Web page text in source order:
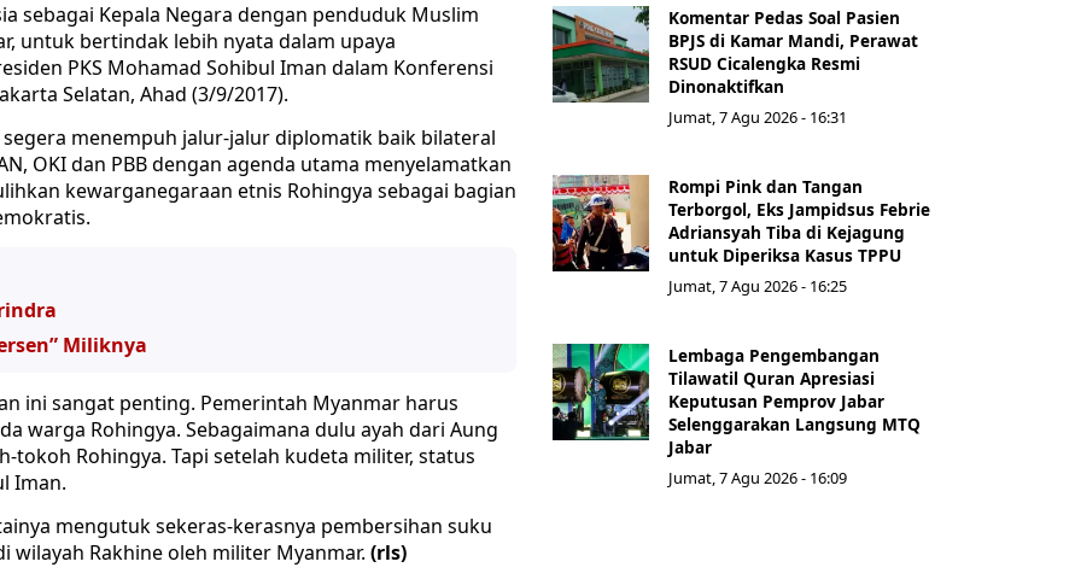
sebagai Kepala Negara dengan penduduk Muslim
untuk bertindak lebih nyata dalam upaya
PKS Mohamad Sohibul Iman dalam Konferensi
Selatan, Ahad (3/9/2017).
menempuh jalur-jalur diplomatik baik bilateral
OKI dan PBB dengan agenda utama menyelamatkan
kewarganegaraan etnis Rohingya sebagai bagian
Miliknya
ini sangat penting. Pemerintah Myanmar harus
warga Rohingya. Sebagaimana dulu ayah dari Aung
tokoh Rohingya. Tapi setelah kudeta militer, status
Iman.
mengutuk sekeras-kerasnya pembersihan suku
wilayah Rakhine oleh militer Myanmar. (rls)
Komentar Pedas Soal Pasien
BPJS di Kamar Mandi, Perawat
RSUD Cicalengka Resmi
Dinonaktifkan
Jumat, 7 Agu 2026 - 16:31
Rompi Pink dan Tangan
Terborgol, Eks Jampidsus Febrie
Adriansyah Tiba di Kejagung
untuk Diperiksa Kasus TPPU
Jumat, 7 Agu 2026 - 16:25
Lembaga Pengembangan
Tilawatil Quran Apresiasi
Keputusan Pemprov Jabar
Selenggarakan Langsung MTQ
Jabar
Jumat, 7 Agu 2026 - 16:09